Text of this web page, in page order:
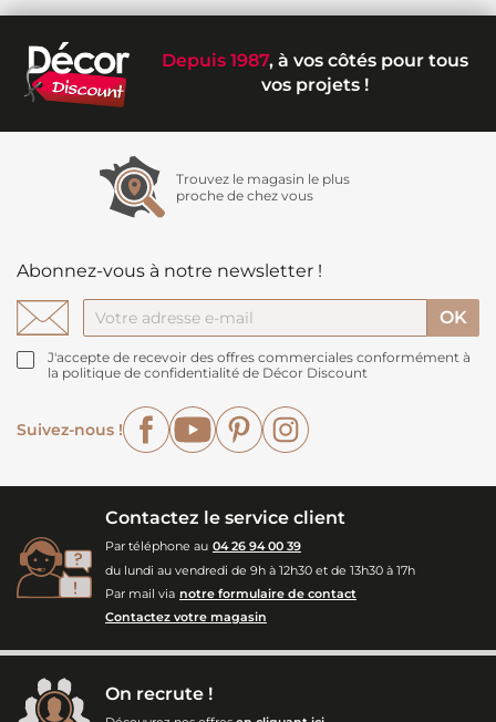
Depuis 1987, à vos côtés pour tous
vos projets !
Trouvez le magasin le plus
proche de chez vous
Abonnez-vous à notre newsletter !
J'accepte de recevoir des offres commerciales conformément à
la politique de confidentialité de Décor Discount
Suivez-nous !
FacebookYouTubePinterest
Contactez le service client
Par téléphone au 04 26 94 00 39
du lundi au vendredi de 9h à 12h30 et de 13h30 à 17h
Par mail via notre formulaire de contact
Contactez votre magasin
On recrute !